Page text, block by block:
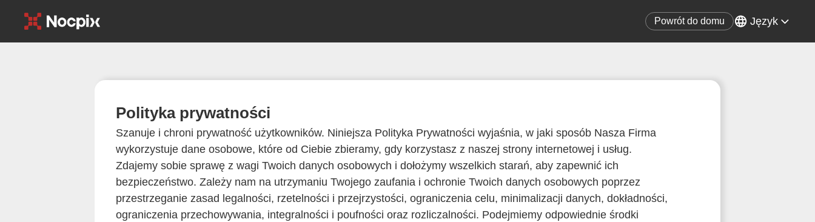
Powrót do domu Język
Polityka prywatności
Szanuje i chroni prywatność użytkowników. Niniejsza Polityka Prywatności wyjaśnia, w jaki sposób Nasza Firma
wykorzystuje dane osobowe, które od Ciebie zbieramy, gdy korzystasz z naszej strony internetowej i usług.
Zdajemy sobie sprawę z wagi Twoich danych osobowych i dołożymy wszelkich starań, aby zapewnić ich
bezpieczeństwo. Zależy nam na utrzymaniu Twojego zaufania i ochronie Twoich danych osobowych poprzez
przestrzeganie zasad legalności, rzetelności i przejrzystości, ograniczenia celu, minimalizacji danych, dokładności,
ograniczenia przechowywania, integralności i poufności oraz rozliczalności. Podejmiemy odpowiednie środki